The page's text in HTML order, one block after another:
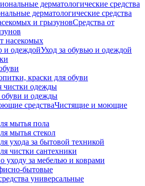
дерматологические средства
Средства от
насекомых
Уход за обувью и одеждой
краски для обуви
чистки одежды
и одежды
Чистящие и моющие
мытья пола
мытья стекол
ухода за бытовой техникой
чистки сантехники
уходу за мебелью и коврами
бытовые
универсальные